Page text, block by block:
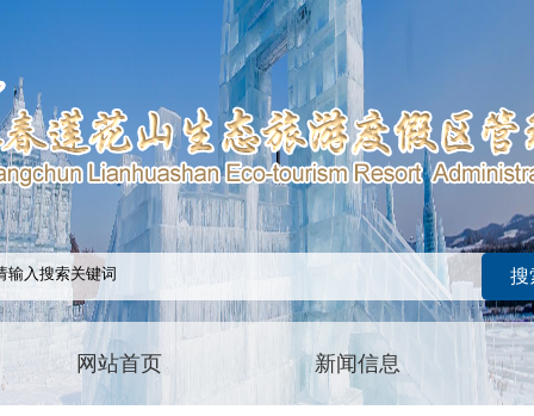
网站首页 新闻信息